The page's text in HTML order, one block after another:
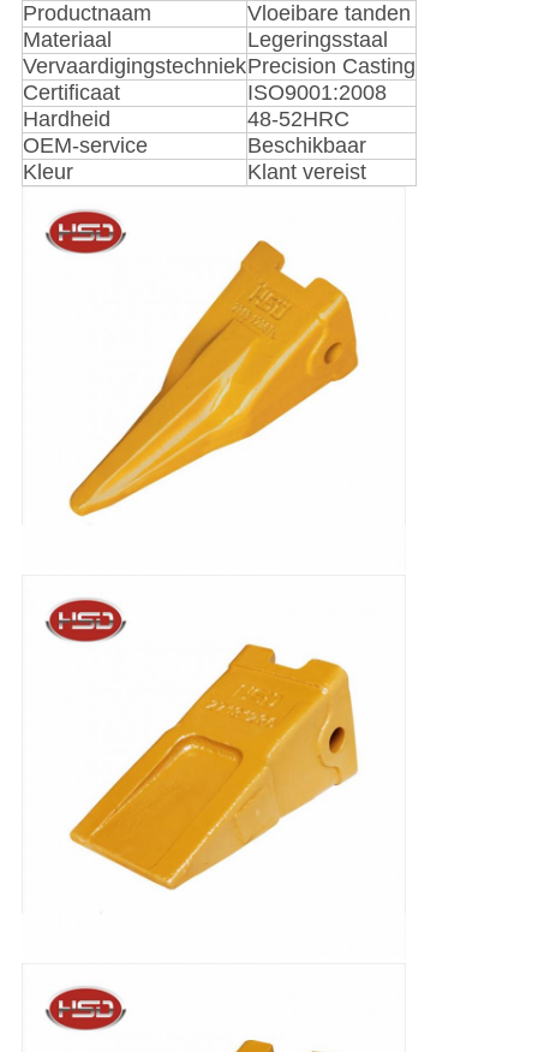
Productnaam
Vloeibare tanden
Materiaal
Legeringsstaal
VervaardigingstechniekPrecision Casting
Certificaat
ISO9001:2008
Hardheid
48-52HRC
OEM-service
Beschikbaar
Kleur
Klant vereist